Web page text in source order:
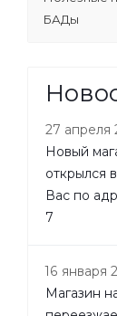
БАДы
27 апреля
Новый
открылся
Вас по
7
16 января
Магазин